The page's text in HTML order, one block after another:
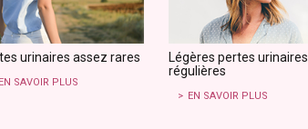
urinaires assez rares
EN SAVOIR PLUS
Légères pertes urinaires
régulières
EN SAVOIR PLUS